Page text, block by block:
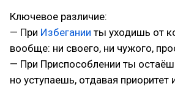
Ключевое различие:
— При Избегании ты уходишь от
вообще: ни своего, ни чужого,
— При Приспособлении ты
но уступаешь, отдавая приоритет